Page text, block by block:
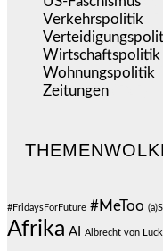
Verkehrspolitik
Wirtschaftspolitik
Wohnungspolitik
Zeitungen
#FridaysForFuture #MeToo
Afrika AI Albrecht von